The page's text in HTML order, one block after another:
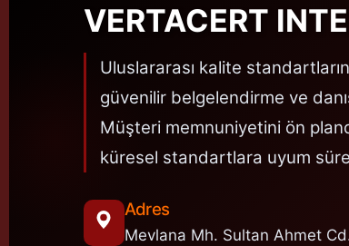
VERTACERT
Uluslararası kalite
güvenilir belgelendirme ve
Müşteri memnuniyetini ön
küresel standartlara uyum
Adres
Mevlana Mh. Sultan Ahmet